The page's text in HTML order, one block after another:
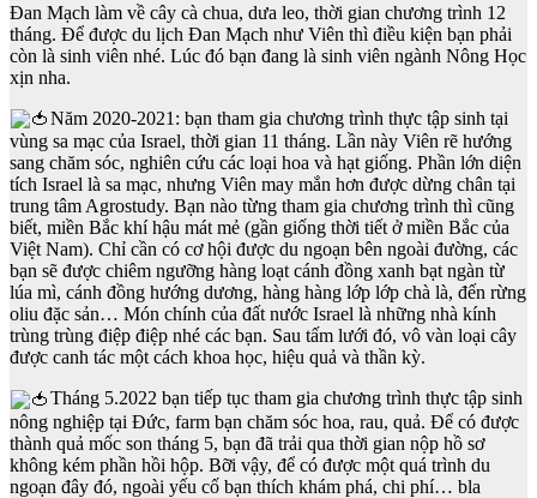
Đan Mạch làm về cây cà chua, dưa leo, thời gian chương trình 12
tháng. Để được du lịch Đan Mạch như Viên thì điều kiện bạn phải
còn là sinh viên nhé. Lúc đó bạn đang là sinh viên ngành Nông Học
xịn nha.
Năm 2020-2021: bạn tham gia chương trình thực tập sinh tại
vùng sa mạc của Israel, thời gian 11 tháng. Lần này Viên rẽ hướng
sang chăm sóc, nghiên cứu các loại hoa và hạt giống. Phần lớn diện
tích Israel là sa mạc, nhưng Viên may mắn hơn được dừng chân tại
trung tâm Agrostudy. Bạn nào từng tham gia chương trình thì cũng
biết, miền Bắc khí hậu mát mẻ (gần giống thời tiết ở miền Bắc của
Việt Nam). Chỉ cần có cơ hội được du ngoạn bên ngoài đường, các
bạn sẽ được chiêm ngưỡng hàng loạt cánh đồng xanh bạt ngàn từ
lúa mì, cánh đồng hướng dương, hàng hàng lớp lớp chà là, đến rừng
oliu đặc sản… Món chính của đất nước Israel là những nhà kính
trùng trùng điệp điệp nhé các bạn. Sau tấm lưới đó, vô vàn loại cây
được canh tác một cách khoa học, hiệu quả và thần kỳ.
Tháng 5.2022 bạn tiếp tục tham gia chương trình thực tập sinh
nông nghiệp tại Đức, farm bạn chăm sóc hoa, rau, quả. Để có được
thành quả mốc son tháng 5, bạn đã trải qua thời gian nộp hồ sơ
không kém phần hồi hộp. Bỡi vậy, để có được một quá trình du
ngoạn đây đó, ngoài yếu cố bạn thích khám phá, chi phí… bla